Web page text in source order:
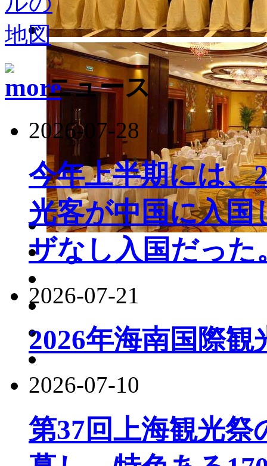
ニュース
2026-07-28
今年上半期には、
光客が中国に入国
ザなし入国だった
2026-07-21
2026年海南国際
2026-07-10
第37回上海観光